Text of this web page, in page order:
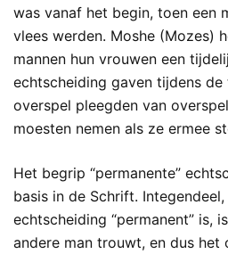
was vanaf het begin, toen een
vlees werden. Moshe (Mozes)
mannen hun vrouwen een
echtscheiding gaven tijdens
overspel pleegden van
moesten nemen als ze ermee
Het begrip “permanente”
basis in de Schrift.
echtscheiding “permanent” is,
andere man trouwt, en dus het